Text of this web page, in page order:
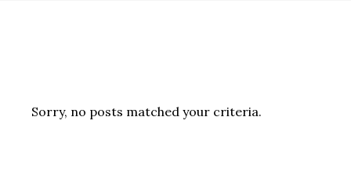
Sorry, no posts matched your criteria.